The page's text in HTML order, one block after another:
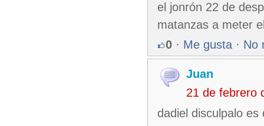
el jonrón 22 de
matanzas a meter
0 · Me gusta · No
Juan
21 de febrero
dadiel disculpalo